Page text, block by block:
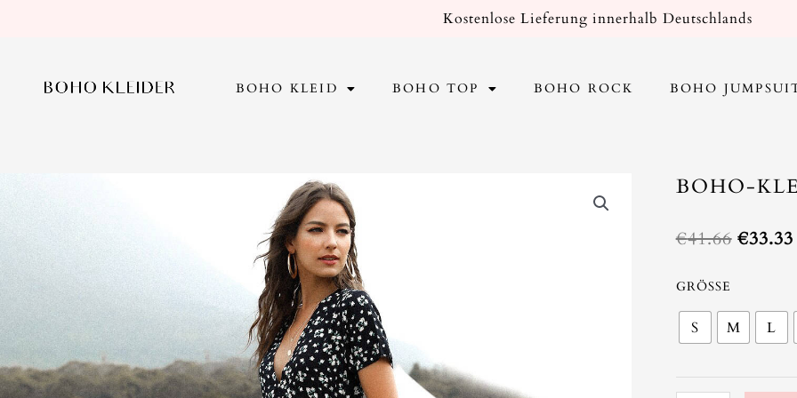
Kostenlose Lieferung innerhalb Deutschlands
BOHO KLEID BOHO TOP BOHO ROCK BOHO
BOHO-
€41.66
€41.66
€33.33
GRÖSSE
S M L
Boho-
Schwarz
Menge